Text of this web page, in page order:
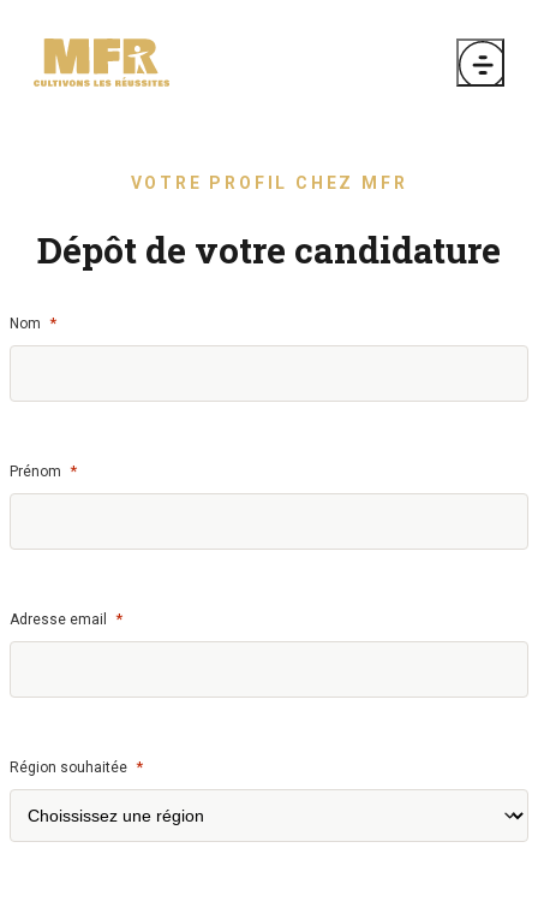
VOTRE PROFIL CHEZ MFR
Dépôt de votre candidature
Nom *
Prénom *
Adresse email *
Région souhaitée *